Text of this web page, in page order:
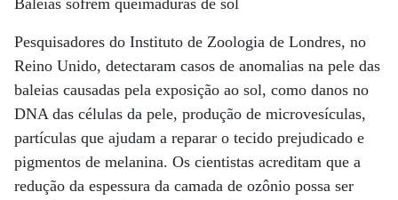
Baleias sofrem queimaduras de sol
Pesquisadores do Instituto de Zoologia de Londres, no
Reino Unido, detectaram casos de anomalias na pele das
baleias causadas pela exposição ao sol, como danos no
DNA das células da pele, produção de microvesículas,
partículas que ajudam a reparar o tecido prejudicado e
pigmentos de melanina. Os cientistas acreditam que a
redução da espessura da camada de ozônio possa ser